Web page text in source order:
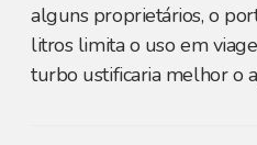
alguns proprietários, o
litros limita o uso em
turbo ustificaria melhor o